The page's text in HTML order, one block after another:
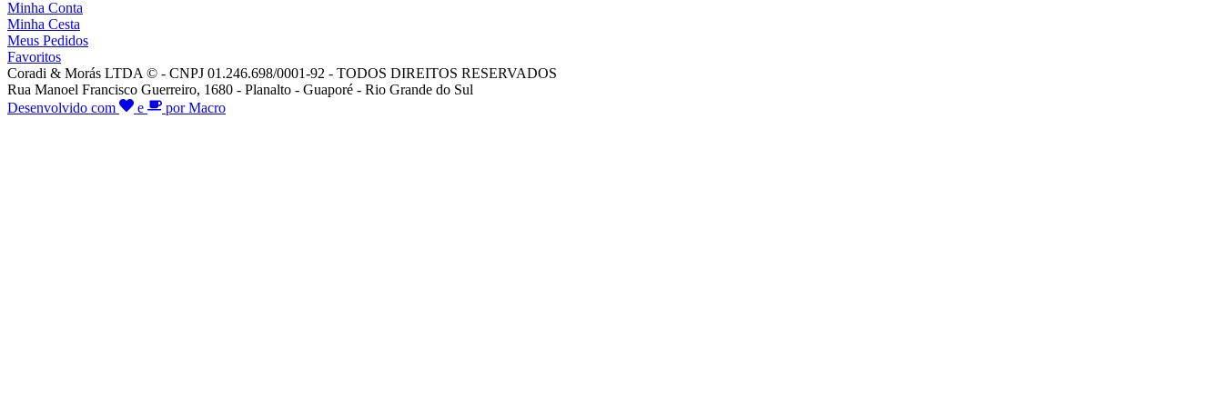
Minha Conta
Minha Cesta
Meus Pedidos
Favoritos
Coradi & Morás LTDA © - CNPJ 01.246.698/0001-92 - TODOS DIREITOS RESERVADOS
Rua Manoel Francisco Guerreiro, 1680 - Planalto - Guaporé - Rio Grande do Sul
Desenvolvido com
e por Macro